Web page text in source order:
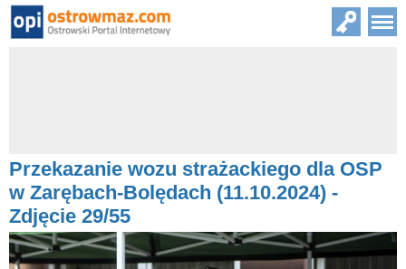
Przekazanie wozu strażackiego dla OSP
w Zarębach-Bolędach (11.10.2024) -
Zdjęcie 29/55